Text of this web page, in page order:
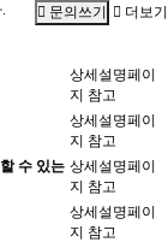
문의쓰기 더보기
상세설명페이
지 참고
상세설명페이
지 참고
수 있는 상세설명페이
지 참고
상세설명페이
지 참고